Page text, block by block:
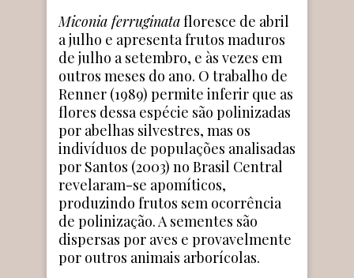
Miconia ferruginatafloresce de abril
a julho e apresenta frutos maduros
de julho a setembro, e às vezes em
outros meses do ano. O trabalho de
Renner (1989) permite inferir que as
flores dessa espécie são polinizadas
por abelhas silvestres, mas os
indivíduos de populações analisadas
por Santos (2003) no Brasil Central
revelaram-se apomíticos,
produzindo frutos sem ocorrência
de polinização. A sementes são
dispersas por aves e provavelmente
por outros animais arborícolas.